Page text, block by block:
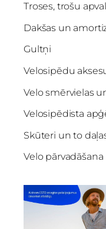
Troses, trošu
Dakšas un
Gultņi
Velosipēdu
Velo smērvielas
Velosipēdista
Skūteri un to
Velo pārvadāšana